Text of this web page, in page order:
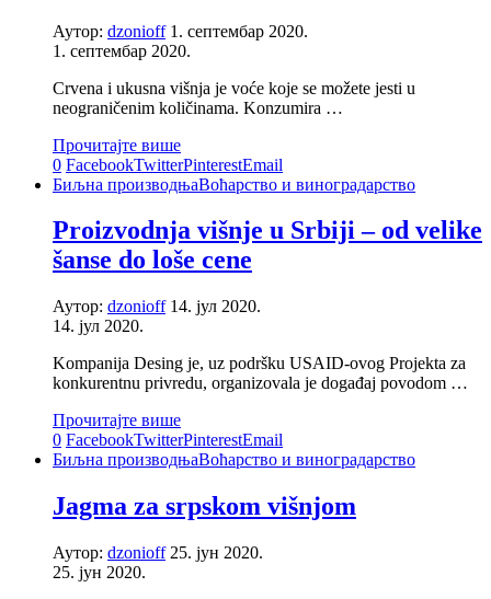
Аутор: dzonioff 1. септембар 2020.
1. септембар 2020.
Crvena i ukusna višnja je voće koje se možete jesti u
neograničenim količinama. Konzumira …
Прочитајте више
0 FacebookTwitterPinterestEmail
Биљна производњаВоћарство и виноградарство
Proizvodnja višnje u Srbiji – od velike
šanse do loše cene
Аутор: dzonioff 14. јул 2020.
14. јул 2020.
Kompanija Desing je, uz podršku USAID-ovog Projekta za
konkurentnu privredu, organizovala je događaj povodom …
Прочитајте више
0 FacebookTwitterPinterestEmail
Биљна производњаВоћарство и виноградарство
Jagma za srpskom višnjom
Аутор: dzonioff 25. јун 2020.
25. јун 2020.